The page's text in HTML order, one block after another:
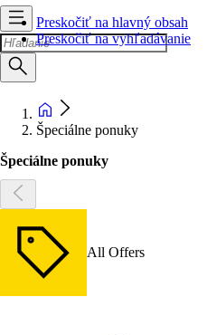
Preskočiť na hlavný obsah
Preskočiť na vyhľadávanie
Špeciálne ponuky
Špeciálne ponuky
All Offers